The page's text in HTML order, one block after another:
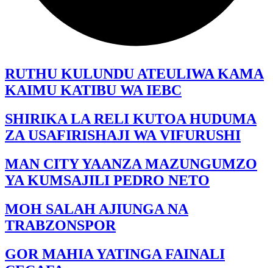
RUTHU KULUNDU ATEULIWA KAMA
KAIMU KATIBU WA IEBC
SHIRIKA LA RELI KUTOA HUDUMA
ZA USAFIRISHAJI WA VIFURUSHI
MAN CITY YAANZA MAZUNGUMZO
YA KUMSAJILI PEDRO NETO
MOH SALAH AJIUNGA NA
TRABZONSPOR
GOR MAHIA YATINGA FAINALI